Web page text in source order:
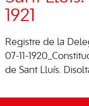
1921
Registre de la
07-11-
de Sant Lluís.